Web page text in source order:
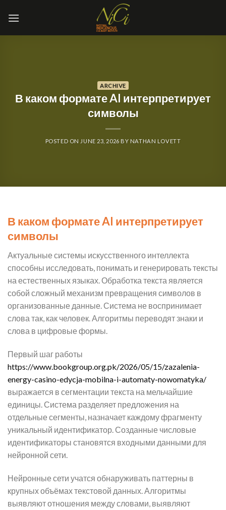
ARCHIVE
В каком формате AI интерпретирует
символы
POSTED ON JUNE 23, 2026 BY NATHAN LOVETT
В каком формате AI интерпретирует
символы
Актуальные системы искусственного интеллекта
способны исследовать, понимать и генерировать тексты
на естественных языках. Обработка текста является
собой сложный механизм превращения символов в
организованные данные. Система не воспринимает
слова так, как человек. Алгоритмы переводят знаки и
слова в цифровые формы.
Первый шаг работы
https://www.bookgroup.org.pk/2026/05/15/zazalenia-
energy-casino-edycja-mobilna-i-automaty-nowomatyka/
выражается в сегментации текста на мельчайшие
единицы. Система разделяет предложения на
отдельные сегменты, назначает каждому фрагменту
уникальный идентификатор. Созданные числовые
идентификаторы становятся входными данными для
нейронной сети.
Нейронные сети учатся обнаруживать паттерны в
крупных объёмах текстовой данных. Алгоритмы
выявляют отношения между словами, выявляют